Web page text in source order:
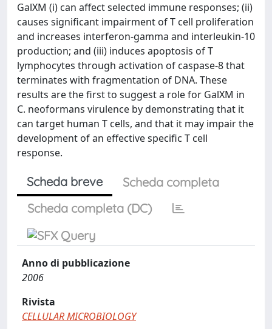
GalXM (i) can affect selected immune responses; (ii)
causes significant impairment of T cell proliferation
and increases interferon-gamma and interleukin-10
production; and (iii) induces apoptosis of T
lymphocytes through activation of caspase-8 that
terminates with fragmentation of DNA. These
results are the first to suggest a role for GalXM in
C. neoformans virulence by demonstrating that it
can target human T cells, and that it may impair the
development of an effective specific T cell
response.
Scheda breve
Scheda completa
Scheda completa (DC)
Anno di pubblicazione
2006
Rivista
CELLULAR MICROBIOLOGY